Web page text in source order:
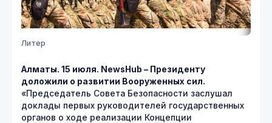
Литер
Алматы. 15 июля. NewsHub – Президенту
доложили о развитии Вооруженных сил.
«Председатель Совета Безопасности заслушал
доклады первых руководителей государственных
органов о ходе реализации Концепции